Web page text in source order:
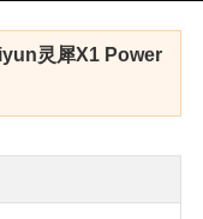
灵犀X1 Power